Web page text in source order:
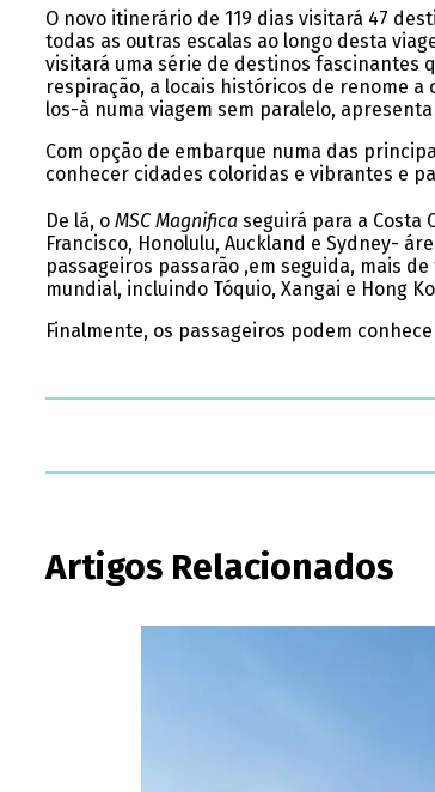
O novo itinerário de 119 dias visitará 47
todas as outras escalas ao longo desta
visitará uma série de destinos fascinantes
respiração, a locais históricos de renome
los-à numa viagem sem paralelo,
Com opção de embarque numa das
conhecer cidades coloridas e vibrantes e
De lá, o MSC Magnificaseguirá para a Costa
Francisco, Honolulu, Auckland e Sydney-
passageiros passarão ,em seguida, mais
mundial, incluindo Tóquio, Xangai e Hong
Finalmente, os passageiros podem
Artigos Relacionados